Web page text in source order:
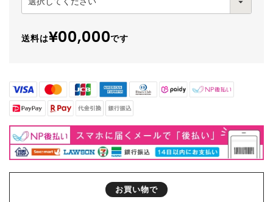
送料は¥00,000です
お買い物で